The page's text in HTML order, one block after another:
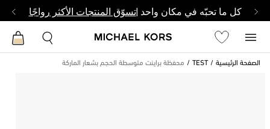
كل ما تحبّه في مكان واحد |تسوّق المنتجات الأكثر رواجًا
الصفحة الرئيسية TEST محفظة براينت متوسطة الحجم بشعار الماركة